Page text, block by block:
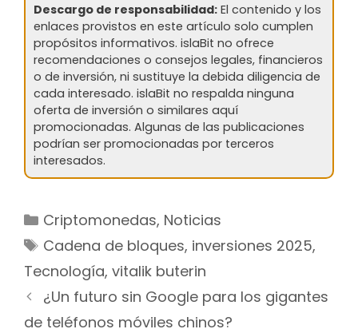
Descargo de responsabilidad: El contenido y los
enlaces provistos en este artículo solo cumplen
propósitos informativos. islaBit no ofrece
recomendaciones o consejos legales, financieros
o de inversión, ni sustituye la debida diligencia de
cada interesado. islaBit no respalda ninguna
oferta de inversión o similares aquí
promocionadas. Algunas de las publicaciones
podrían ser promocionadas por terceros
interesados.
Categorías
Criptomonedas, Noticias
Etiquetas
Cadena de bloques, inversiones 2025,
Tecnología, vitalik buterin
Navegación
de
¿Un futuro sin Google para los gigantes
de teléfonos móviles chinos?